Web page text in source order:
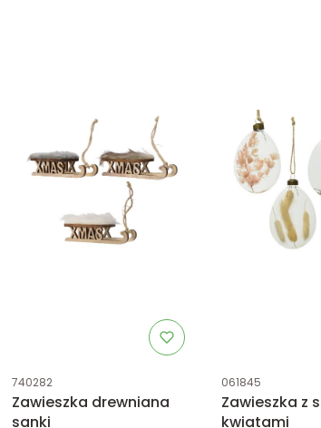
Kod produktu
740282
Zawieszka drewniana
sanki
Kod produktu
061845
Zawieszka z
kwiatami